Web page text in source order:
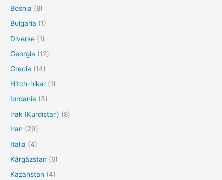
Bosnia (8)
Bulgaria (1)
Diverse (1)
Georgia (12)
Grecia (14)
Hitch-hiker (1)
Iordania (3)
Irak (Kurdistan) (8)
Iran (29)
Italia (4)
Kârgâzstan (6)
Kazahstan (4)